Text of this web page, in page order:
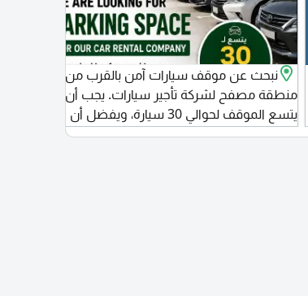
نبحث عن موقف سيارات آمن بالقرب من
منطقة مصفح لشركة تأجير سيارات. يجب أن
يتسع الموقف لحوالي 30 سيارة، ويفضل أن
يكون بعقد إيجار طويل الأمد. اذا كان لديك موقع